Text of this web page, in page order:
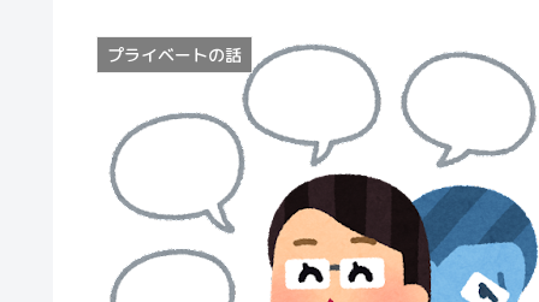
プライベートの話